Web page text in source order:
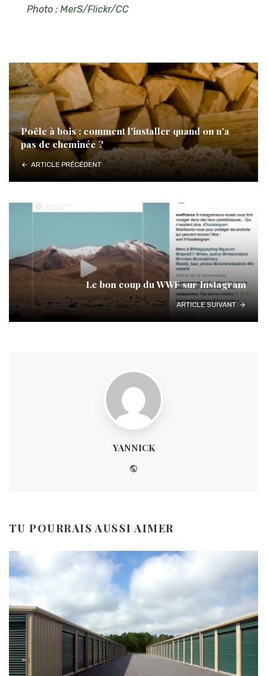
Photo : MerS/Flickr/CC
Poêle à bois : comment l’installer quand on n’a
pas de cheminée ?
ARTICLE PRÉCÉDENT
Le bon coup du WWF sur Instagram
ARTICLE SUIVANT
YANNICK
TU POURRAIS AUSSI AIMER